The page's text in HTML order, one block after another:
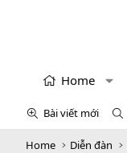
Home
Bài viết mới
Home Diễn đàn